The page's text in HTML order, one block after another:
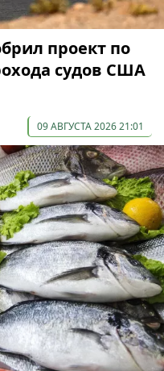
проект по
судов США
09 АВГУСТА 2026 21:01